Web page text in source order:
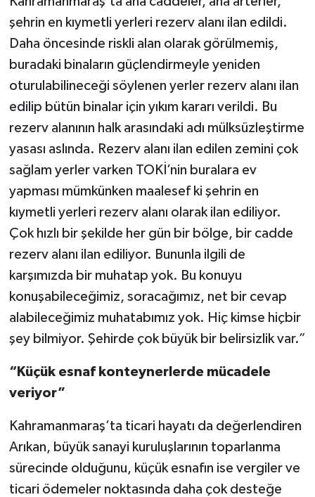
şehrin en kıymetli yerleri rezerv alanı ilan edildi.
Daha öncesinde riskli alan olarak görülmemiş,
buradaki binaların güçlendirmeyle yeniden
oturulabilineceği söylenen yerler rezerv alanı ilan
edilip bütün binalar için yıkım kararı verildi. Bu
rezerv alanının halk arasındaki adı mülksüzleştirme
yasası aslında. Rezerv alanı ilan edilen zemini çok
sağlam yerler varken TOKİ’nin buralara ev
yapması mümkünken maalesef ki şehrin en
kıymetli yerleri rezerv alanı olarak ilan ediliyor.
Çok hızlı bir şekilde her gün bir bölge, bir cadde
rezerv alanı ilan ediliyor. Bununla ilgili de
karşımızda bir muhatap yok. Bu konuyu
konuşabileceğimiz, soracağımız, net bir cevap
alabileceğimiz muhatabımız yok. Hiç kimse hiçbir
şey bilmiyor. Şehirde çok büyük bir belirsizlik var.”
“Küçük esnaf konteynerlerde mücadele
veriyor”
Kahramanmaraş’ta ticari hayatı da değerlendiren
Arıkan, büyük sanayi kuruluşlarının toparlanma
sürecinde olduğunu, küçük esnafın ise vergiler ve
ticari ödemeler noktasında daha çok desteğe